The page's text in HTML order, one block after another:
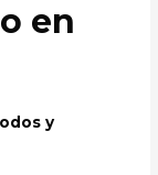
en
y